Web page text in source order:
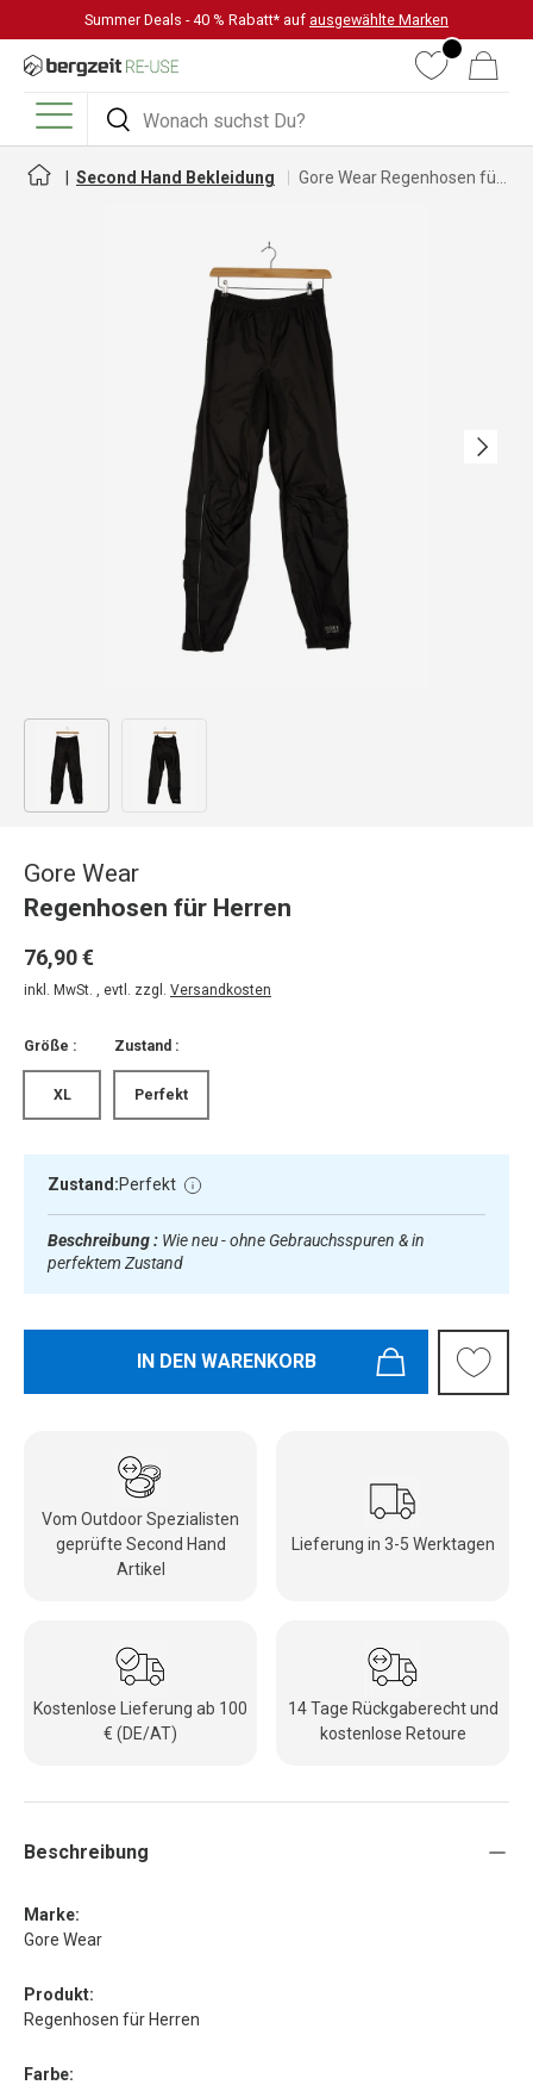
DIREKT ZUM INHALT
Summer Deals - 40 % Rabatt* auf ausgewählte Marken
Suchen
Suchen
WunschlisteWarenkorb
Menü
Second Hand Bekleidung
Nächste
Bild 1 in Galerieansicht laden
Gore Wear
Regenhosen für Herren
76,90 €
inkl. MwSt. , evtl. zzgl. Versandkosten
Größe :
XL
Zustand :
Perfekt
Zustand:Perfekt
Beschreibung : Wie neu - ohne Gebrauchsspuren & in
perfektem Zustand
IN DEN WARENKORB
Vom Outdoor Spezialisten
geprüfte Second Hand
Artikel
Lieferung in 3-5 Werktagen
Kostenlose Lieferung ab 100
€ (DE/AT)
14 Tage Rückgaberecht und
kostenlose Retoure
Beschreibung
Marke:
Gore Wear
Produkt:
Regenhosen für Herren
Farbe: